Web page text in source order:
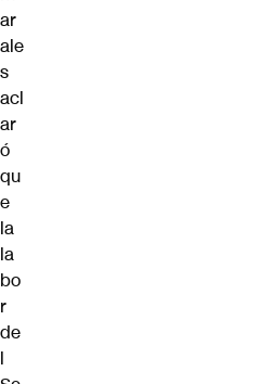
ar
ale
s
acl
ar
ó
qu
e
la
la
bo
r
de
l